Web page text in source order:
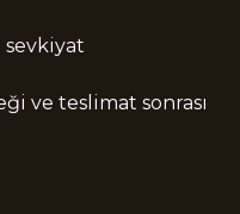
sevkiyat
ve teslimat sonrası